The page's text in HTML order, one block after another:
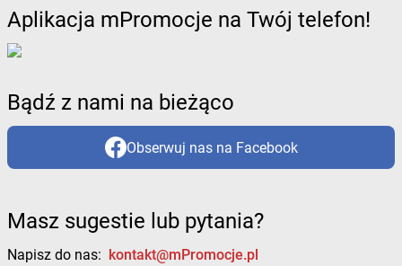
Aplikacja mPromocje na Twój telefon!
Bądź z nami na bieżąco
Obserwuj nas na Facebook
Masz sugestie lub pytania?
Napisz do nas: kontakt@mPromocje.pl